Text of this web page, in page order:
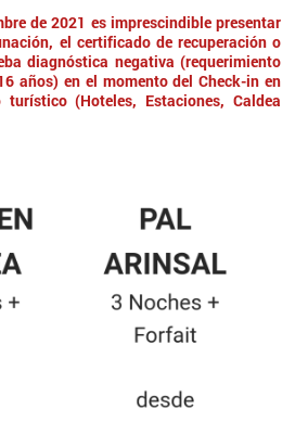
de 2021 es imprescindible presentar
el certificado de recuperación o
diagnóstica negativa (requerimiento
años) en el momento del Check-in en
turístico (Hoteles, Estaciones, Caldea